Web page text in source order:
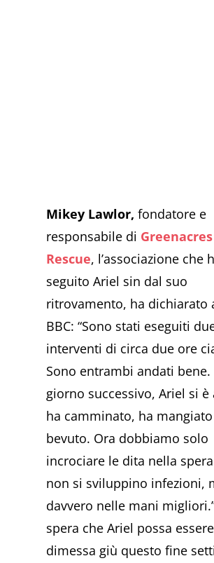
Mikey Lawlor, fondatore e
responsabile di Greenacres
Rescue, l’associazione che
seguito Ariel sin dal suo
ritrovamento, ha dichiarato
BBC: “Sono stati eseguiti
interventi di circa due ore
Sono entrambi andati bene.
giorno successivo, Ariel si è
ha camminato, ha
bevuto. Ora dobbiamo solo
incrociare le dita nella
non si sviluppino infezioni,
davvero nelle mani
spera che Ariel possa essere
dimessa giù questo fine